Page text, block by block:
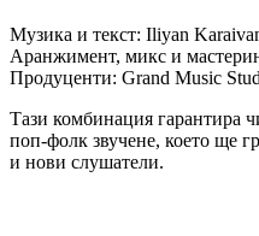
Музика и текст: Iliyan
Аранжимент, микс и
Продуценти: Grand Music
Тази комбинация гарантира
поп-фолк звучене, което ще
и нови слушатели.